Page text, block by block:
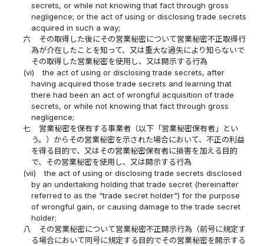
secrets, or while not knowing that fact through gross
negligence; or the act of using or disclosing trade secrets
acquired in such a way;
六
その取得した後にその営業秘密について営業秘密不正取得行
為が介在したことを知って、又は重大な過失により知らないで
その取得した営業秘密を使用し、又は開示する行為
(vi)
the act of using or disclosing trade secrets, after
having acquired those trade secrets and learning that
there had been an act of wrongful acquisition of trade
secrets, or while not knowing that fact through gross
negligence;
七
営業秘密を保有する事業者（以下「営業秘密保有者」とい
う。）からその営業秘密を示された場合において、不正の利益
を得る目的で、又はその営業秘密保有者に損害を加える目的
で、その営業秘密を使用し、又は開示する行為
(vii)
the act of using or disclosing trade secrets disclosed
by an undertaking holding that trade secret (hereinafter
referred to as the "trade secret holder") for the purpose
of wrongful gain, or causing damage to the trade secret
holder;
八
その営業秘密について営業秘密不正開示行為（前号に規定す
る場合において同号に規定する目的でその営業秘密を開示する